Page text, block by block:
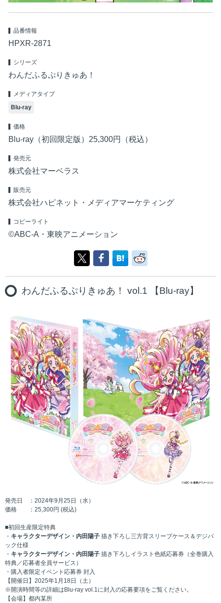
品番情報
HPXR-2871
シリーズ
わんだふるぷりきゅあ！
メディアタイプ
Blu-ray
価格
Blu-ray（初回限定版）25,300円（税込）
発売元
株式会社マーベラス
販売元
株式会社ハピネット・メディアマーケティング
コピーライト
©ABC-A・東映アニメーション
わんだふるぷりきゅあ！ vol.1 【Blu-ray】
発売日 ：2024年9⽉25⽇（⽔）
価格 ：25,300円 (税込)
■初回生産限定特典
・ キャラクターデザイン・内田陽子 描き下ろし三方背スリーブケース＆デジパ
ック仕様
・ キャラクターデザイン・内田陽子 描き下ろしイラスト色紙応募券（全巻購入
特典／応募者全員サービス）
・購⼊者限定イベント応募券 封⼊
【開催日】2025年1月18日（土）
※開演時間等の詳細はBlu-ray vol.1に封入の応募要項をご覧ください。
【会場】都内某所